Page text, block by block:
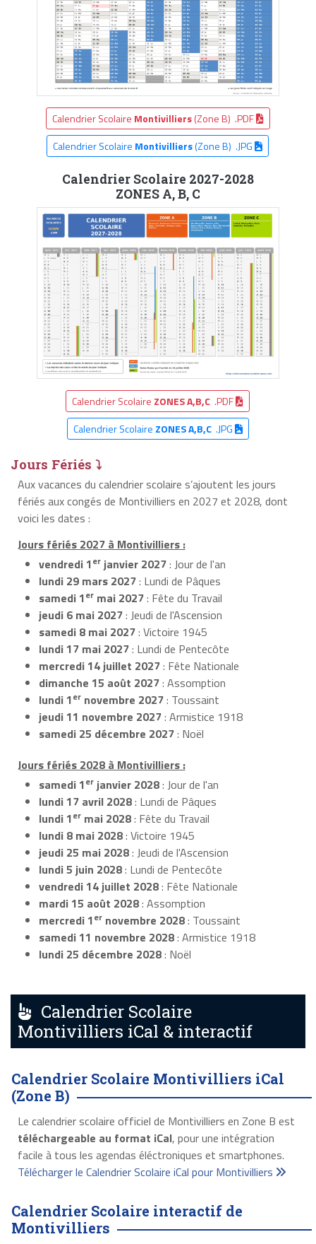
Calendrier Scolaire Montivilliers(Zone B) .PDF
Calendrier Scolaire Montivilliers(Zone B) .JPG
Calendrier Scolaire 2027-2028
ZONES A, B, C
Calendrier Scolaire ZONES A,B,C .PDF
Calendrier Scolaire ZONES A,B,C.JPG
Jours Fériés ⤵
Aux vacances du calendrier scolaire s’ajoutent les jours
fériés aux congés de Montivilliers en 2027 et 2028, dont
voici les dates :
Jours fériés 2027 à Montivilliers :
vendredi 1er janvier 2027: Jour de l'an
lundi 29 mars 2027: Lundi de Pâques
samedi 1er mai 2027: Fête du Travail
jeudi 6 mai 2027: Jeudi de l'Ascension
samedi 8 mai 2027: Victoire 1945
lundi 17 mai 2027: Lundi de Pentecôte
mercredi 14 juillet 2027: Fête Nationale
dimanche 15 août 2027: Assomption
lundi 1er novembre 2027: Toussaint
jeudi 11 novembre 2027: Armistice 1918
samedi 25 décembre 2027: Noël
Jours fériés 2028 à Montivilliers :
samedi 1er janvier 2028: Jour de l'an
lundi 17 avril 2028: Lundi de Pâques
lundi 1er mai 2028: Fête du Travail
lundi 8 mai 2028: Victoire 1945
jeudi 25 mai 2028: Jeudi de l'Ascension
lundi 5 juin 2028: Lundi de Pentecôte
vendredi 14 juillet 2028: Fête Nationale
mardi 15 août 2028: Assomption
mercredi 1er novembre 2028: Toussaint
samedi 11 novembre 2028: Armistice 1918
lundi 25 décembre 2028: Noël
Calendrier Scolaire
Montivilliers iCal & interactif
Calendrier Scolaire Montivilliers iCal
(Zone B)
Le calendrier scolaire officiel de Montivilliers en Zone B est
téléchargeable au format iCal, pour une intégration
facile à tous les agendas éléctroniques et smartphones.
Télécharger le Calendrier Scolaire iCal pour Montivilliers
Calendrier Scolaire interactif de
Montivilliers